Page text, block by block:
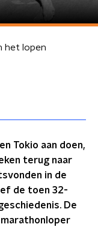
het lopen
Tokio aan doen,
terug naar
in de
de toen 32-
De